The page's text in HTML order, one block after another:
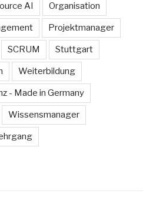
AI Organisation
Projektmanager
SCRUM Stuttgart
Weiterbildung
- Made in Germany
Wissensmanager